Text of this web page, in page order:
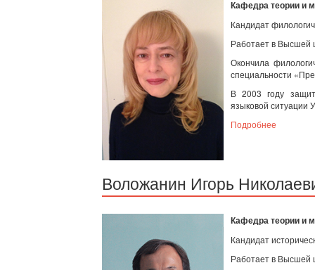
Кафедра теории и
Кандидат
Работает в Высшей
Окончила
специальности
В 2003 году
языковой ситуации
Подробнее
Воложанин Игорь
Кафедра теории и
Кандидат
Работает в Высшей